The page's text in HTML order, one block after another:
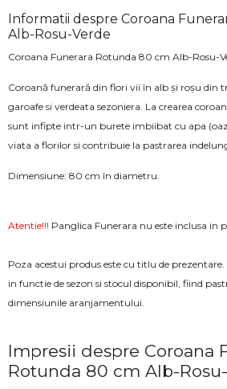
Informatii despre Coroana
Alb-Rosu-Verde
Coroana Funerara Rotunda 80 cm Alb-Rosu-
Coroană funerară din flori vii în alb și roșu din
garoafe si verdeata sezoniera. La crearea
sunt infipte intr-un burete imbiibat cu apa
viata a florilor si contribuie la pastrarea
Dimensiune: 80 cm în diametru.
Atentie!!! Panglica Funerara nu este inclusa in
Poza acestui produs este cu titlu de
in functie de sezon si stocul disponibil, fiind
dimensiunile aranjamentului.
Impresii despre Coroana
Rotunda 80 cm Alb-